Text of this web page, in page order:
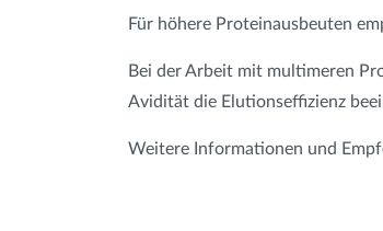
Für höhere Proteinausbeuten
Bei der Arbeit mit multimeren
Avidität die Elutionseffizienz
Weitere Informationen und